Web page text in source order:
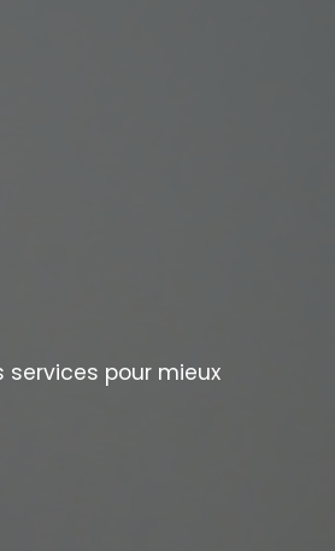
services pour mieux